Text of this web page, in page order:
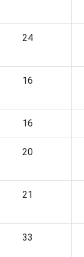
24
16
16
20
21
33